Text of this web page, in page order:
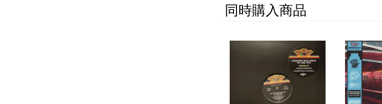
同時購入商品